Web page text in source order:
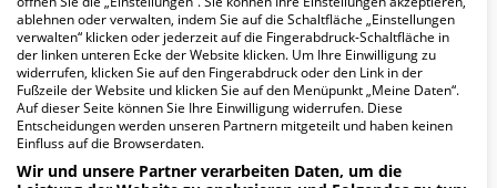
Hier ﬁnden Sie häuﬁg gestellte Fragen zu dieser Klinik.
Wie lautet die Adresse von MVZ Hautzentrum
Gropuispassagen GmbH?
Imbuschweg 40
ablehnen oder verwalten, indem Sie auf die Schaltfläche „Einstellungen
verwalten“ klicken oder jederzeit auf die Fingerabdruck-Schaltfläche in
der linken unteren Ecke der Website klicken. Um Ihre Einwilligung zu
widerrufen, klicken Sie auf den Fingerabdruck oder den Link in der
Fußzeile der Website und klicken Sie auf den Menüpunkt „Meine Daten“.
Auf dieser Seite können Sie Ihre Einwilligung widerrufen. Diese
Entscheidungen werden unseren Partnern mitgeteilt und haben keinen
Einfluss auf die Browserdaten.
Wir und unsere Partner verarbeiten Daten, um die